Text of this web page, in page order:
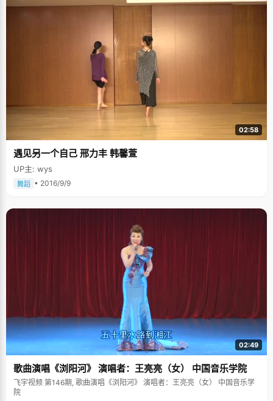
02:58
遇见另一个自己 邢力丰 韩馨萱
UP主: wys
舞蹈 • 2016/9/9
02:49
歌曲演唱《浏阳河》 演唱者：王亮亮（女） 中国音乐学院
飞宇视频 第146期, 歌曲演唱《浏阳河》 演唱者：王亮亮（女） 中国音乐学
院